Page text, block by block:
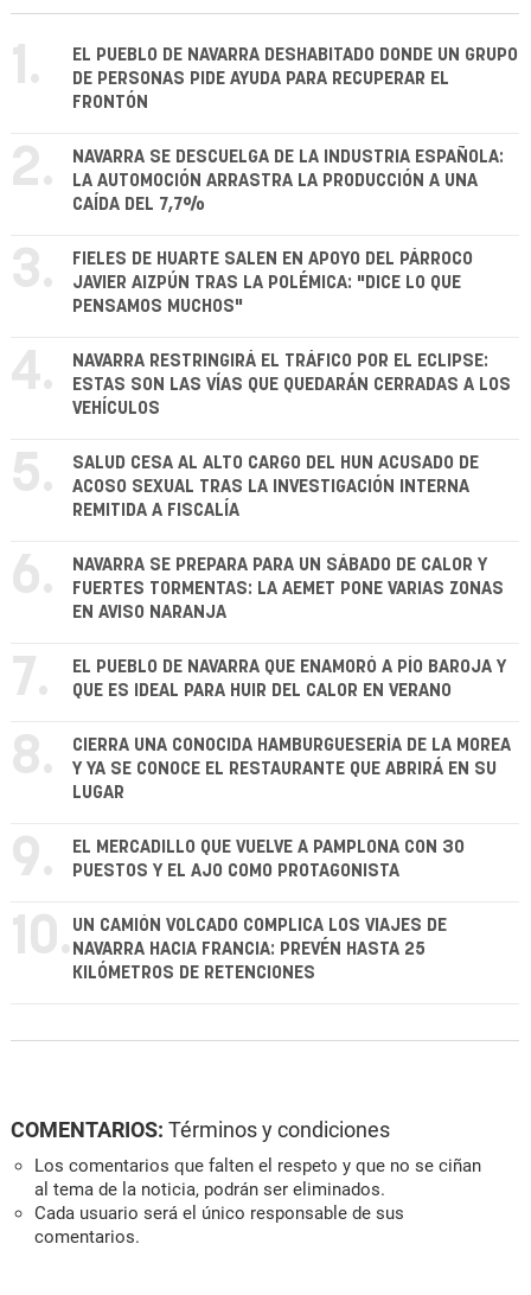
1.
EL PUEBLO DE NAVARRA DESHABITADO DONDE UN GRUPO
DE PERSONAS PIDE AYUDA PARA RECUPERAR EL
FRONTÓN
2.
NAVARRA SE DESCUELGA DE LA INDUSTRIA ESPAÑOLA:
LA AUTOMOCIÓN ARRASTRA LA PRODUCCIÓN A UNA
CAÍDA DEL 7,7%
3.
FIELES DE HUARTE SALEN EN APOYO DEL PÁRROCO
JAVIER AIZPÚN TRAS LA POLÉMICA: "DICE LO QUE
PENSAMOS MUCHOS"
4.
NAVARRA RESTRINGIRÁ EL TRÁFICO POR EL ECLIPSE:
ESTAS SON LAS VÍAS QUE QUEDARÁN CERRADAS A LOS
VEHÍCULOS
5.
SALUD CESA AL ALTO CARGO DEL HUN ACUSADO DE
ACOSO SEXUAL TRAS LA INVESTIGACIÓN INTERNA
REMITIDA A FISCALÍA
6.
NAVARRA SE PREPARA PARA UN SÁBADO DE CALOR Y
FUERTES TORMENTAS: LA AEMET PONE VARIAS ZONAS
EN AVISO NARANJA
7.
EL PUEBLO DE NAVARRA QUE ENAMORÓ A PÍO BAROJA Y
QUE ES IDEAL PARA HUIR DEL CALOR EN VERANO
8.
CIERRA UNA CONOCIDA HAMBURGUESERÍA DE LA MOREA
Y YA SE CONOCE EL RESTAURANTE QUE ABRIRÁ EN SU
LUGAR
9.
EL MERCADILLO QUE VUELVE A PAMPLONA CON 30
PUESTOS Y EL AJO COMO PROTAGONISTA
10. UN CAMIÓN VOLCADO COMPLICA LOS VIAJES DE
NAVARRA HACIA FRANCIA: PREVÉN HASTA 25
KILÓMETROS DE RETENCIONES
COMENTARIOS: Términos y condiciones
Los comentarios que falten el respeto y que no se ciñan
al tema de la noticia, podrán ser eliminados.
Cada usuario será el único responsable de sus
comentarios.